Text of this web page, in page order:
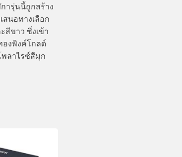
ารุ่นนี้ถูกสร้าง
นอทางเลือก
สีขาว ซึ่งเข้า
องพิงค์โกลด์
พลาไรซ์สีมุก